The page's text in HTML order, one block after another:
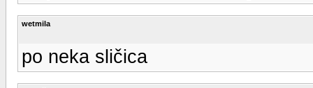
wetmila
po neka sličica